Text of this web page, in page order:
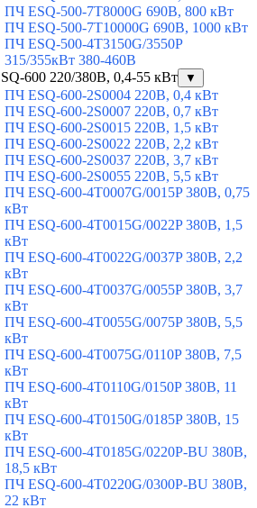
ПЧ ESQ-500-7T8000G 690В, 800 кВт
ПЧ ESQ-500-7T10000G 690В, 1000 кВт
ПЧ ESQ-500-4T3150G/3550P
315/355кВт 380-460В
600 220/380В, 0,4-55 кВт
▼
ПЧ ESQ-600-2S0004 220В, 0,4 кВт
ПЧ ESQ-600-2S0007 220В, 0,7 кВт
ПЧ ESQ-600-2S0015 220В, 1,5 кВт
ПЧ ESQ-600-2S0022 220В, 2,2 кВт
ПЧ ESQ-600-2S0037 220В, 3,7 кВт
ПЧ ESQ-600-2S0055 220В, 5,5 кВт
ПЧ ESQ-600-4T0007G/0015P 380В, 0,75
кВт
ПЧ ESQ-600-4T0015G/0022P 380В, 1,5
кВт
ПЧ ESQ-600-4T0022G/0037P 380В, 2,2
кВт
ПЧ ESQ-600-4T0037G/0055P 380В, 3,7
кВт
ПЧ ESQ-600-4T0055G/0075P 380В, 5,5
кВт
ПЧ ESQ-600-4T0075G/0110P 380В, 7,5
кВт
ПЧ ESQ-600-4T0110G/0150P 380В, 11
кВт
ПЧ ESQ-600-4T0150G/0185P 380В, 15
кВт
ПЧ ESQ-600-4T0185G/0220P-BU 380В,
18,5 кВт
ПЧ ESQ-600-4T0220G/0300P-BU 380В,
22 кВт